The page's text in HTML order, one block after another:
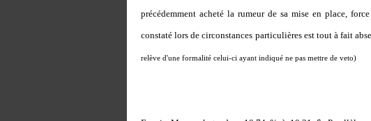
précédemment acheté la rumeur de sa mise en place,
constaté lors de circonstances particulières est tout à fait
relève d'une formalité celui-ci ayant indiqué ne pas mettre de veto)